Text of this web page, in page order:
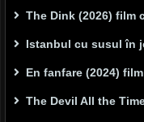
The Dink (2026) film
Istanbul cu susul în
En fanfare (2024)
The Devil All the